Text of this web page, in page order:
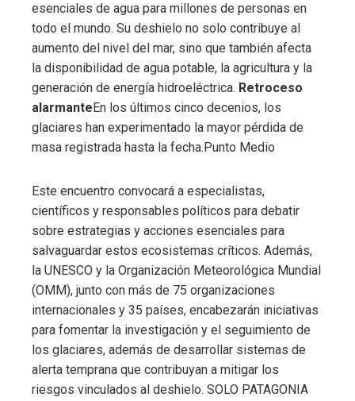
esenciales de agua para millones de personas en
todo el mundo. Su deshielo no solo contribuye al
aumento del nivel del mar, sino que también afecta
la disponibilidad de agua potable, la agricultura y la
generación de energía hidroeléctrica. Retroceso
alarmante En los últimos cinco decenios, los
glaciares han experimentado la mayor pérdida de
masa registrada hasta la fecha.Punto Medio
Este encuentro convocará a especialistas,
científicos y responsables políticos para debatir
sobre estrategias y acciones esenciales para
salvaguardar estos ecosistemas críticos. Además,
la UNESCO y la Organización Meteorológica Mundial
(OMM), junto con más de 75 organizaciones
internacionales y 35 países, encabezarán iniciativas
para fomentar la investigación y el seguimiento de
los glaciares, además de desarrollar sistemas de
alerta temprana que contribuyan a mitigar los
riesgos vinculados al deshielo. SOLO PATAGONIA